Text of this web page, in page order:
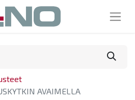
AVAIMELLA